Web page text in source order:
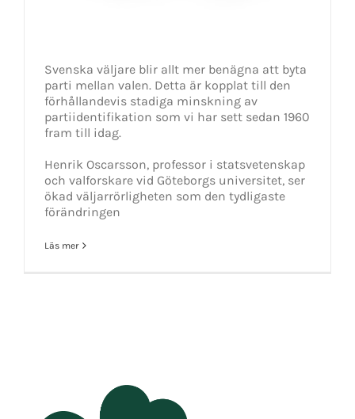
Svenska väljare blir allt mer benägna att byta
parti mellan valen. Detta är kopplat till den
förhållandevis stadiga minskning av
partiidentifikation som vi har sett sedan 1960
fram till idag.
Henrik Oscarsson, professor i statsvetenskap
och valforskare vid Göteborgs universitet, ser
ökad väljarrörligheten som den tydligaste
förändringen
Läs mer